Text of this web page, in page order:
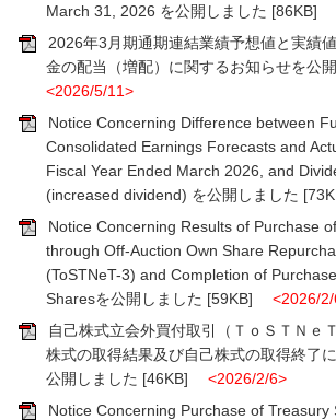
March 31, 2026 を公開しました [86KB]
2026年3月期通期連結業績予想値と実績
金の配当（増配）に関するお知らせを公
<2026/5/11>
Notice Concerning Difference between
Consolidated Earnings Forecasts and
Fiscal Year Ended March 2026, and
(increased dividend) を公開しました
Notice Concerning Results of Purchase
through Off-Auction Own Share
(ToSTNeT-3) and Completion of
Sharesを公開しました [59KB] <2026/
自己株式立会外買付取引（ＴｏＳＴＮｅ
株式の取得結果及び自己株式の取得終了
公開しました [46KB] <2026/2/6>
Notice Concerning Purchase of Treasury